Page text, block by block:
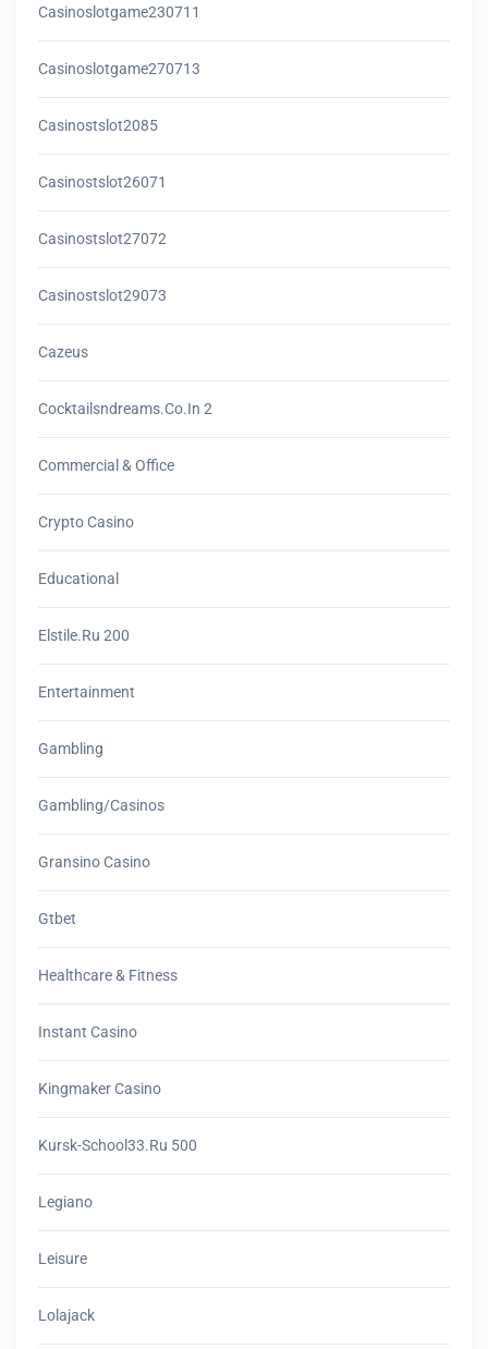
Casinoslotgame230711
Casinoslotgame270713
Casinostslot2085
Casinostslot26071
Casinostslot27072
Casinostslot29073
Cazeus
Cocktailsndreams.co.in 2
Commercial & Office
Crypto Casino
Educational
Elstile.ru 200
Entertainment
Gambling
Gambling/casinos
Gransino Casino
Gtbet
Healthcare & Fitness
Instant Casino
Kingmaker Casino
Kursk-School33.ru 500
Legiano
Leisure
Lolajack